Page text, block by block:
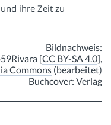
ihre Zeit zu
Bildnachweis:
[CC BY-SA 4.0],
Commons (bearbeitet)
Buchcover: Verlag